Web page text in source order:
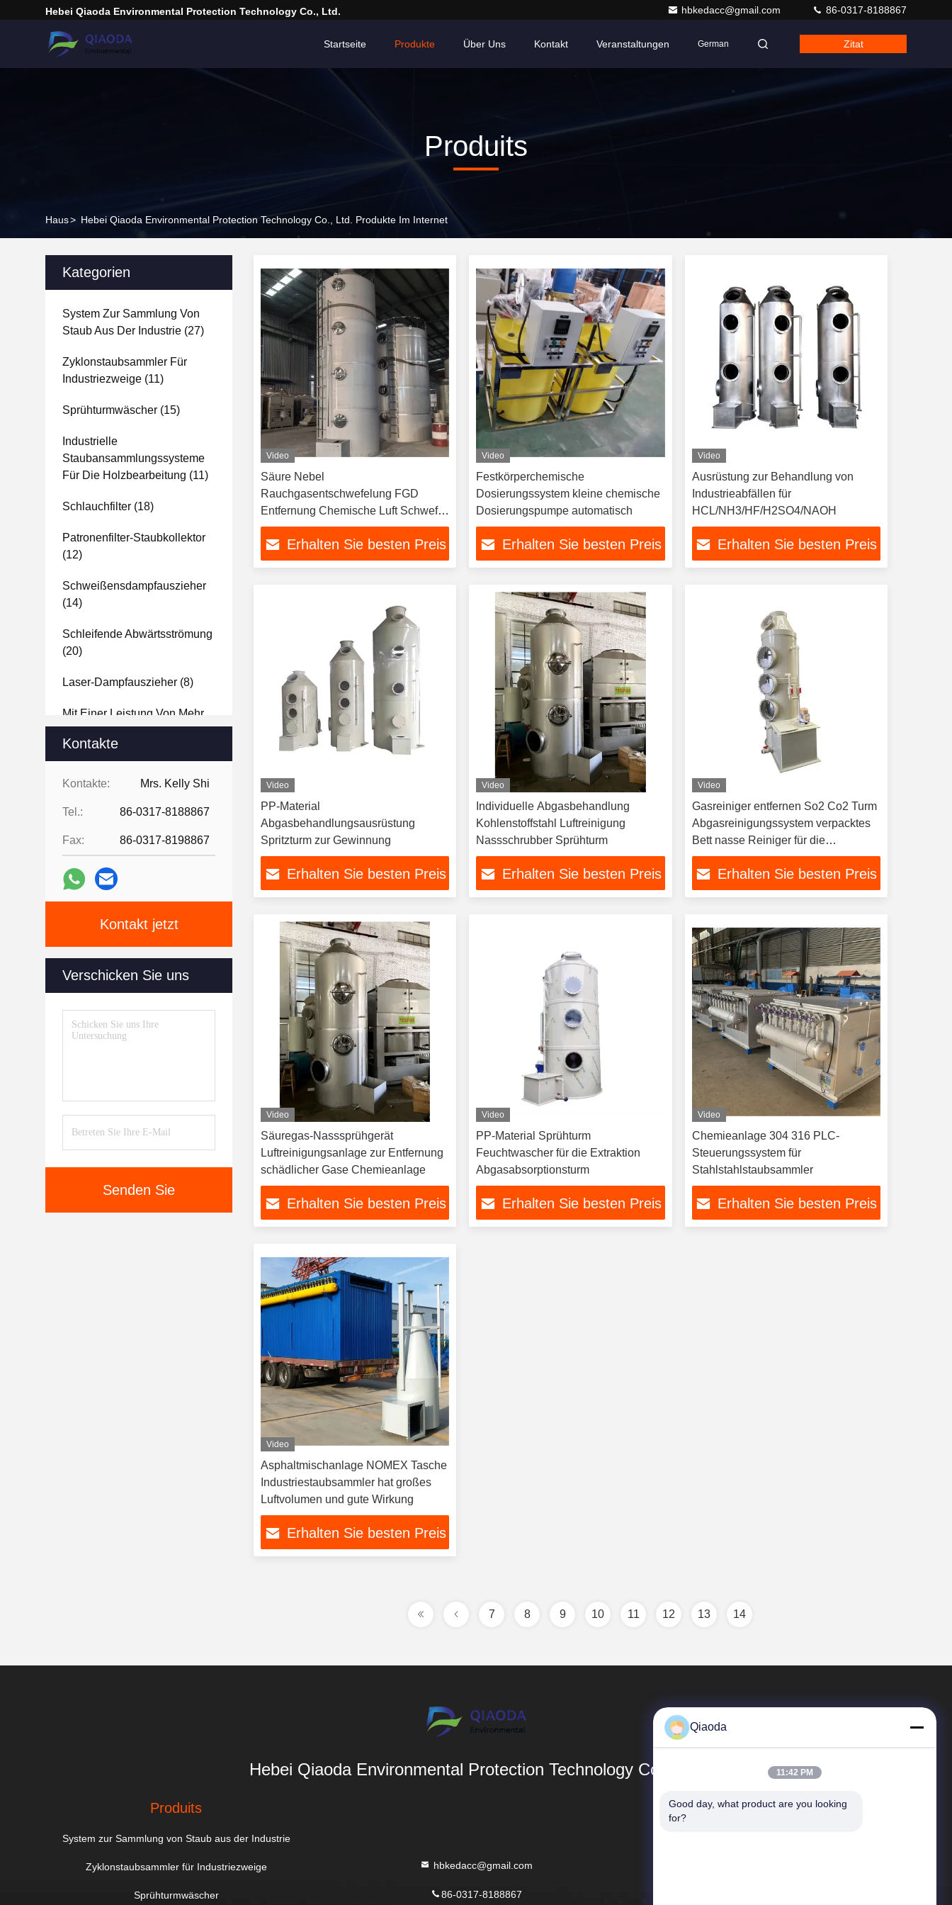
Hebei Qiaoda Environmental Protection Technology Co., Ltd. hbkedacc@gmail.com 86-0317-8188867
Startseite Produkte Über Uns Kontakt Veranstaltungen German Zitat
Produits
Haus> Hebei Qiaoda Environmental Protection Technology Co., Ltd. Produkte Im Internet
Kategorien
System Zur Sammlung Von
Staub Aus Der Industrie (27)
Zyklonstaubsammler Für
Industriezweige (11)
Sprühturmwäscher (15)
Industrielle
Staubansammlungssysteme
Für Die Holzbearbeitung (11)
Schlauchfilter (18)
Patronenfilter-Staubkollektor
(12)
Schweißensdampfauszieher
(14)
Schleifende Abwärtsströmung
(20)
Laser-Dampfauszieher (8)
Mit Einer Leistung Von Mehr
Als 100 W(11)
Plasma-
Schneidrauchabsaugung(10)
Tabelle Zur Abwärtsströmung
Metallen
(6)
Nebelkanone
Kontakte
Kontakte: Mrs. Kelly Shi
Tel.: 86-0317-8188867
Fax: 86-0317-8198867
Kontakt jetzt
Verschicken Sie uns
Senden Sie
Video
Säure Nebel
Rauchgasentschwefelung FGD
Entfernung Chemische Luft Schwefel
Waschen Sprühturm Schrubber
Erhalten Sie besten Preis
Video
Festkörperchemische
Dosierungssystem kleine chemische
Dosierungspumpe automatisch
Erhalten Sie besten Preis
Video
Ausrüstung zur Behandlung von
Industrieabfällen für
HCL/NH3/HF/H2SO4/NAOH
Erhalten Sie besten Preis
Video
PP-Material
Abgasbehandlungsausrüstung
Spritzturm zur Gewinnung
Erhalten Sie besten Preis
Video
Individuelle Abgasbehandlung
Kohlenstoffstahl Luftreinigung
Nassschrubber Sprühturm
Erhalten Sie besten Preis
Video
Gasreiniger entfernen So2 Co2 Turm
Abgasreinigungssystem verpacktes
Bett nasse Reiniger für die
Abwasserindustrie
Erhalten Sie besten Preis
Video
Säuregas-Nasssprühgerät
Luftreinigungsanlage zur Entfernung
schädlicher Gase Chemieanlage
Erhalten Sie besten Preis
Video
PP-Material Sprühturm
Feuchtwascher für die Extraktion
Abgasabsorptionsturm
Erhalten Sie besten Preis
Video
Chemieanlage 304 316 PLC-
Steuerungssystem für
Stahlstahlstaubsammler
Erhalten Sie besten Preis
Video
Asphaltmischanlage NOMEX Tasche
Industriestaubsammler hat großes
Luftvolumen und gute Wirkung
Erhalten Sie besten Preis
7 8 9 10 11 12 13 14
Hebei Qiaoda Environmental Protection Technology Co., Ltd.
Produits
System zur Sammlung von Staub aus der Industrie
Zyklonstaubsammler für Industriezweige
Sprühturmwäscher
hbkedacc@gmail.com
86-0317-8188867
Schnelle Verbindungen
Qiaoda
11:42 PM
Good day, what product are you looking
for?